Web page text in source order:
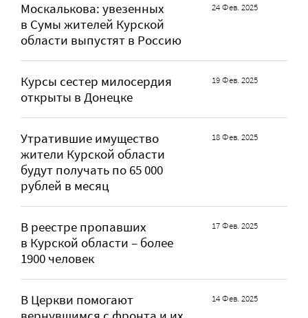
Москалькова: увезенных
в Сумы жителей Курской
области выпустят в Россию
24 Фев. 2025
Курсы сестер милосердия
открыты в Донецке
19 Фев. 2025
Утратившие имущество
жители Курской области
будут получать по 65 000
рублей в месяц
18 Фев. 2025
В реестре пропавших
в Курской области – более
1900 человек
17 Фев. 2025
В Церкви помогают
14 Фев. 2025